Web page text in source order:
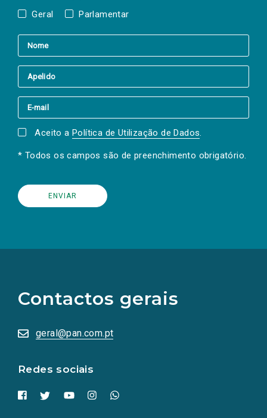
Geral Parlamentar
Aceito a Política de Utilização de Dados.
* Todos os campos são de preenchimento obrigatório.
Contactos gerais
geral@pan.com.pt
Redes sociais
redes
sociais
numa
nova